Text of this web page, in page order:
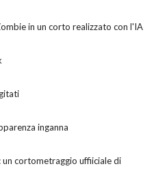
in un corto realizzato con l'IA
inganna
un cortometraggio uffiiciale di